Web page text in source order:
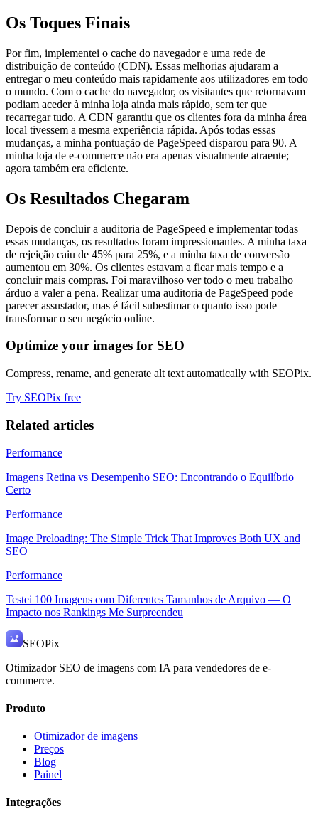
Os Toques Finais
Por fim, implementei o cache do navegador e uma rede de
distribuição de conteúdo (CDN). Essas melhorias ajudaram a
entregar o meu conteúdo mais rapidamente aos utilizadores em todo
o mundo. Com o cache do navegador, os visitantes que retornavam
podiam aceder à minha loja ainda mais rápido, sem ter que
recarregar tudo. A CDN garantiu que os clientes fora da minha área
local tivessem a mesma experiência rápida. Após todas essas
mudanças, a minha pontuação de PageSpeed disparou para 90. A
minha loja de e-commerce não era apenas visualmente atraente;
agora também era eficiente.
Os Resultados Chegaram
Depois de concluir a auditoria de PageSpeed e implementar todas
essas mudanças, os resultados foram impressionantes. A minha taxa
de rejeição caiu de 45% para 25%, e a minha taxa de conversão
aumentou em 30%. Os clientes estavam a ficar mais tempo e a
concluir mais compras. Foi maravilhoso ver todo o meu trabalho
árduo a valer a pena. Realizar uma auditoria de PageSpeed pode
parecer assustador, mas é fácil subestimar o quanto isso pode
transformar o seu negócio online.
Optimize your images for SEO
Compress, rename, and generate alt text automatically with SEOPix.
Try SEOPix free
Related articles
Performance
Imagens Retina vs Desempenho SEO: Encontrando o Equilíbrio
Certo
Performance
Image Preloading: The Simple Trick That Improves Both UX and
SEO
Performance
Testei 100 Imagens com Diferentes Tamanhos de Arquivo — O
Impacto nos Rankings Me Surpreendeu
SEOPix
Otimizador SEO de imagens com IA para vendedores de e-
commerce.
Produto
Otimizador de imagens
Preços
Blog
Painel
Integrações